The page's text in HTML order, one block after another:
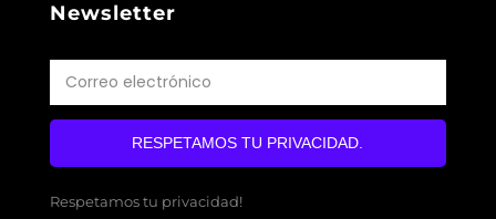
Newsletter
RESPETAMOS TU PRIVACIDAD.
Respetamos tu privacidad!